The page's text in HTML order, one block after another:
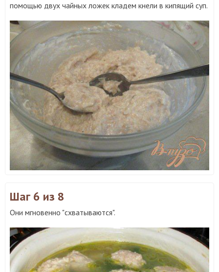
помощью двух чайных ложек кладем кнели в кипящий суп.
Шаг 6 из 8
Они мгновенно "схватываются".